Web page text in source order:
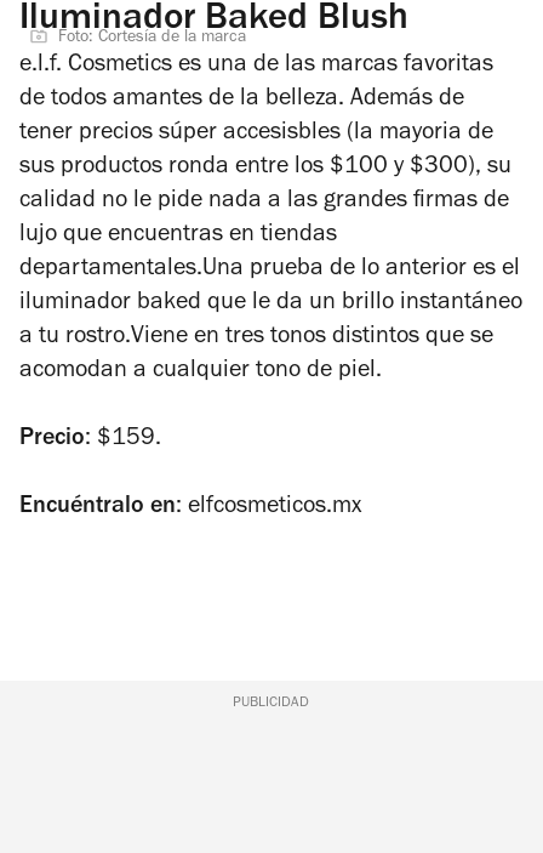
Iluminador Baked Blush
Foto: Cortesía de la marca
e.l.f. Cosmetics es una de las marcas favoritas
de todos amantes de la belleza. Además de
tener precios súper accesisbles (la mayoria de
sus productos ronda entre los $100 y $300), su
calidad no le pide nada a las grandes firmas de
lujo que encuentras en tiendas
departamentales.Una prueba de lo anterior es el
iluminador baked que le da un brillo instantáneo
a tu rostro.Viene en tres tonos distintos que se
acomodan a cualquier tono de piel.
Precio: $159.
Encuéntralo en: elfcosmeticos.mx
PUBLICIDAD